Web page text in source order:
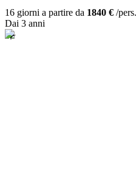
16 giorni a partire da 1840 € /pers.
Dai 3 anni